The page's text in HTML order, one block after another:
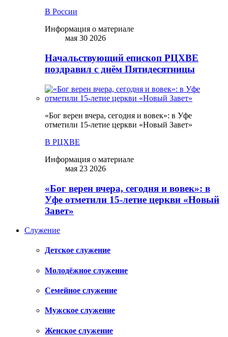
В России
Информация о материале
мая 30 2026
Начальствующий епископ РЦХВЕ
поздравил с днём Пятидесятницы
«Бог верен вчера, сегодня и вовек»: в Уфе
отметили 15-летие церкви «Новый Завет»
В РЦХВЕ
Информация о материале
мая 23 2026
«Бог верен вчера, сегодня и вовек»: в
Уфе отметили 15-летие церкви «Новый
Завет»
Служение
Детское служение
Молодёжное служение
Семейное служение
Мужское служение
Женское служение